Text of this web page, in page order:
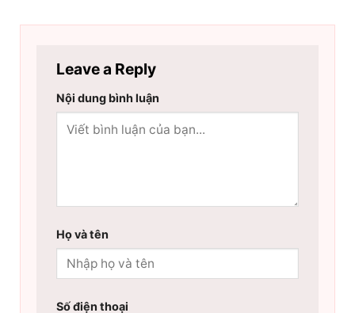
Leave a Reply
Nội dung bình luận
Họ và tên
Số điện thoại